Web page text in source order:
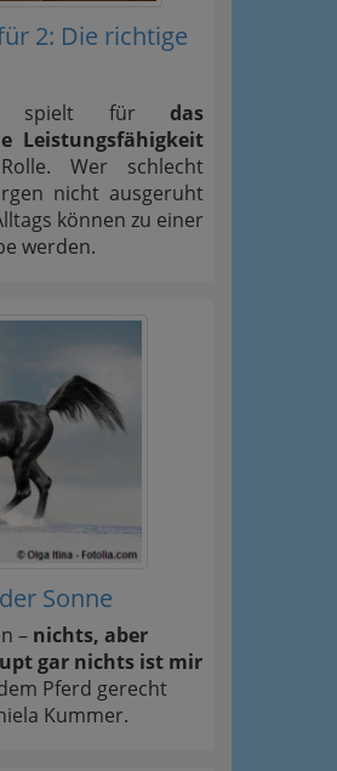
2: Die richtige
für das
Leistungsfähigkeit
Wer schlecht
nicht ausgeruht
können zu einer
werden.
Sonne
– nichts, aber
gar nichts ist mir
Pferd gerecht
Kummer.